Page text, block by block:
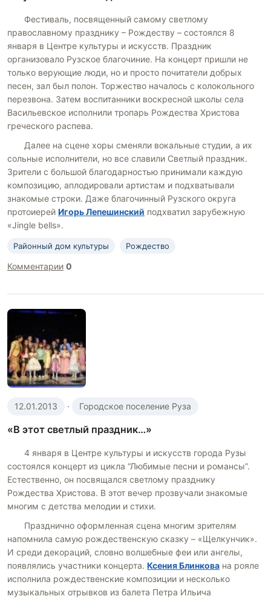
Фестиваль, посвященный самому светлому
православному празднику – Рождеству – состоялся 8
января в Центре культуры и искусств. Праздник
организовало Рузское благочиние. На концерт пришли не
только верующие люди, но и просто почитатели добрых
песен, зал был полон. Торжество началось с колокольного
перезвона. Затем воспитанники воскресной школы села
Васильевское исполнили тропарь Рождества Христова
греческого распева.
Далее на сцене хоры сменяли вокальные студии, а их
сольные исполнители, но все славили Светлый праздник.
Зрители с большой благодарностью принимали каждую
композицию, аплодировали артистам и подхватывали
знакомые строки. Даже благочинный Рузского округа
протоиерей Игорь Лепешинский подхватил зарубежную
«Jingle bells».
Районный дом культуры Рождество
Комментарии 0
12.01.2013 · Городское поселение Руза
«В этот светлый праздник…»
4 января в Центре культуры и искусств города Рузы
состоялся концерт из цикла “Любимые песни и романсы”.
Естественно, он посвящался светлому празднику
Рождества Христова. В этот вечер прозвучали знакомые
многим с детства мелодии и стихи.
Празднично оформленная сцена многим зрителям
напомнила самую рождественскую сказку – «Щелкунчик».
И среди декораций, словно волшебные феи или ангелы,
появлялись участники концерта. Ксения Блинкова на рояле
исполнила рождественские композиции и несколько
музыкальных отрывков из балета Петра Ильича